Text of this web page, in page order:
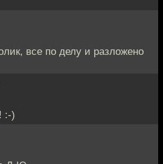
все по делу и разложено
:-)